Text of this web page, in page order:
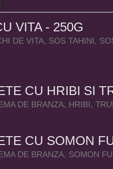
VITA - 250G
DE VITA, SOS TAHINI,
CU HRIBI SI
DE BRANZA, HRIBI,
CU SOMON
DE BRANZA, SOMON